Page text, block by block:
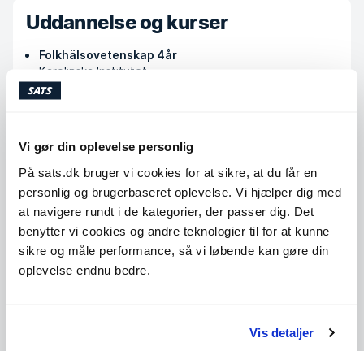
Vi gør din oplevelse personlig
På sats.dk bruger vi cookies for at sikre, at du får en
personlig og brugerbaseret oplevelse. Vi hjælper dig med
at navigere rundt i de kategorier, der passer dig. Det
benytter vi cookies og andre teknologier til for at kunne
sikre og måle performance, så vi løbende kan gøre din
oplevelse endnu bedre.
Vis detaljer
Uddannelse og kurser
Folkhälsovetenskap 4år
Karolinska Institutet
Personlig tränare
Almega
Göteborgs Massageskola
Cert Massageterapeut
Friskvårdsgruppen